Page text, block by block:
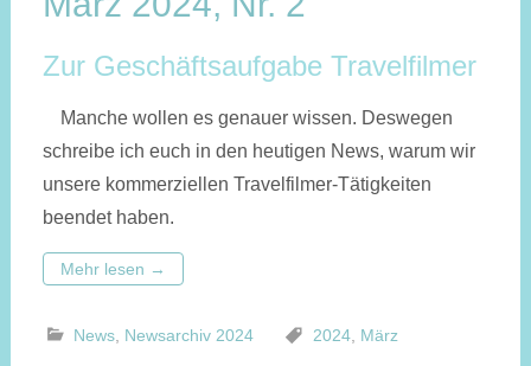
Zur Geschäftsaufgabe Travelfilmer
Manche wollen es genauer wissen. Deswegen
schreibe ich euch in den heutigen News, warum wir
unsere kommerziellen Travelfilmer-Tätigkeiten
beendet haben.
Mehr lesen →
News, Newsarchiv 2024 2024, März